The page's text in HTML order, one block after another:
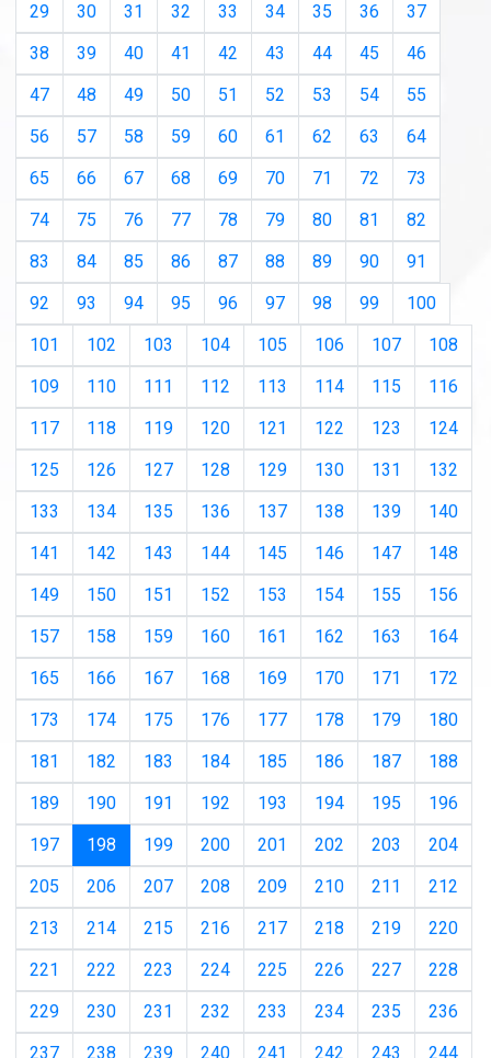
29
30 31 32 33 34 35 36
37
38
39 40 41 42 43 44 45
46
47
48 49 50 51 52 53 54
55
56
57 58 59 60 61 62 63
64
65
66 67 68 69 70 71 72
73
74
75 76 77 78 79 80 81
82
83
84 85 86 87 88 89 90
91
92
93 94 95 96 97 98 99
100
101
102 103 104 105 106 107
108
109
110 111 112 113 114 115
116
117
118 119 120 121 122 123
124
125
126 127 128 129 130 131
132
133
134 135 136 137 138 139
140
141
142 143 144 145 146 147
148
149
150 151 152 153 154 155
156
157
158 159 160 161 162 163
164
165
166 167 168 169 170 171
172
173
174 175 176 177 178 179
180
181
182 183 184 185 186 187
188
189
190 191 192 193 194 195
196
197
198 (current)
199 200 201 202 203
204
205
206 207 208 209 210 211
212
213
214 215 216 217 218 219
220
221
222 223 224 225 226 227
228
229
230 231 232 233 234 235
236
237
238 239 240 241 242 243
244